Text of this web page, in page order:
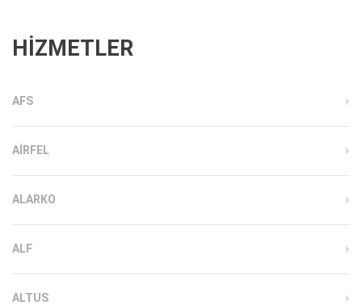
HİZMETLER
AFS
AIRFEL
ALARKO
ALF
ALTUS